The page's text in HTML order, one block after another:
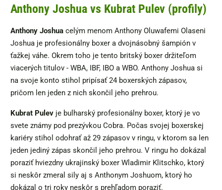
Anthony Joshua vs Kubrat Pulev (profily)
Anthony Joshua celým menom Anthony Oluwafemi Olaseni
Joshua je profesionálny boxer a dvojnásobný šampión v
ťažkej váhe. Okrem toho je tento britský boxer držiteľom
viacerých titulov - WBA, IBF, IBO a WBO. Anthony Joshua si
na svoje konto stihol pripísať 24 boxerských zápasov,
pričom len jeden z nich skončil jeho prehrou.
Kubrat Pulev je bulharský profesionálny boxer, ktorý je vo
svete známy pod prezývkou Cobra. Počas svojej boxerskej
kariéry stihol odohrať až 29 zápasov v ringu, v ktorom sa len
jeden jediný zápas skončil jeho prehrou. V ringu ho dokázal
poraziť hviezdny ukrajinský boxer Wladimir Klitschko, ktorý
si neskôr zmeral sily aj s Anthonym Joshuom, ktorý ho
dokázal o tri roky neskôr s prehľadom poraziť.